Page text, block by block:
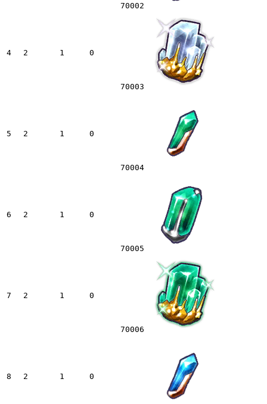
70002
4 2 1 0
70003
5 2 1 0
70004
6 2 1 0
70005
7 2 1 0
70006
8 2 1 0